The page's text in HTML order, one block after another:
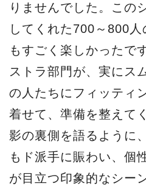
りませんでした。この
してくれた700～800
もすごく楽しかったで
ストラ部門が、実にス
の人たちにフィッティ
着せて、準備を整えて
影の裏側を語るように
もド派手に賑わい、個
が目立つ印象的なシー